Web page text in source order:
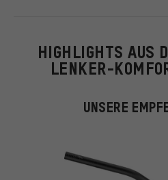
HIGHLIGHTS AUS
LENKER-
UNSERE